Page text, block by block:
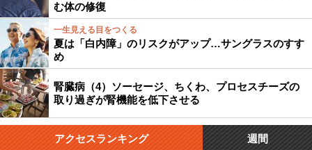
む体の修復
一生見える目をつくる
夏は「白内障」のリスクがアップ…サングラスのすす
め
腎臓病（4）ソーセージ、ちくわ、プロセスチーズの
取り過ぎが腎機能を低下させる
アクセスランキング 週間